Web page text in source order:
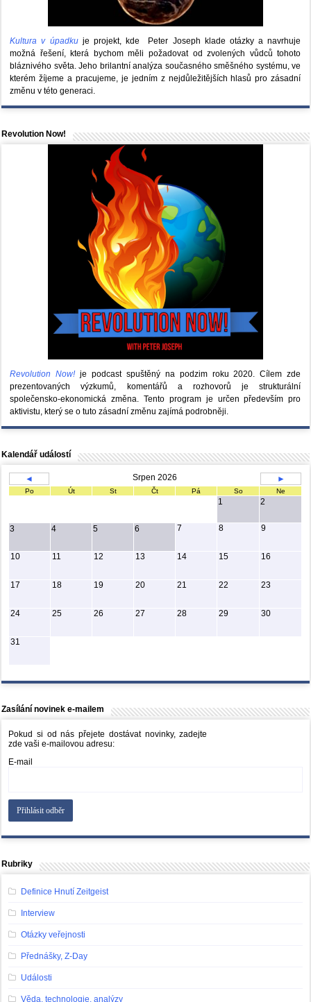
Kultura v úpadkuje projekt, kde Peter Joseph klade otázky a navrhuje
možná řešení, která bychom měli požadovat od zvolených vůdců tohoto
bláznivého světa. Jeho brilantní analýza současného směšného systému, ve
kterém žíjeme a pracujeme, je jedním z nejdůležitějších hlasů pro zásadní
změnu v této generaci.
Revolution Now!
Revolution Now! je podcast spuštěný na podzim roku 2020.Cílem zde
prezentovaných výzkumů, komentářů a rozhovorů je strukturální
společensko-ekonomická změna. Tento program je určen především pro
aktivistu, který se o tuto zásadní změnu zajímá podrobněji.
Kalendář událostí
◄ Srpen 2026 ►
Po Út St Čt Pá So Ne
1 2
3 4 5 6 7 8 9
10 11 12 13 14 15 16
17 18 19 20 21 22 23
24 25 26 27 28 29 30
31
Zasílání novinek e-mailem
Pokud si od nás přejete dostávat novinky, zadejte
zde vaši e-mailovou adresu:
E-mail
Rubriky
Definice Hnutí Zeitgeist
Interview
Otázky veřejnosti
Přednášky, Z-Day
Události
Věda, technologie, analýzy